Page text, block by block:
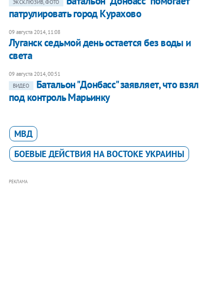
ЭКСКЛЮЗИВ, ФОТО
патрулировать город Курахово
09 августа 2014, 11:08
Луганск седьмой день остается без воды и
света
09 августа 2014, 00:51
ВИДЕО
Батальон "Донбасс" заявляет, что взял
под контроль Марьинку
МВД
БОЕВЫЕ ДЕЙСТВИЯ НА ВОСТОКЕ УКРАИНЫ
РЕКЛАМА